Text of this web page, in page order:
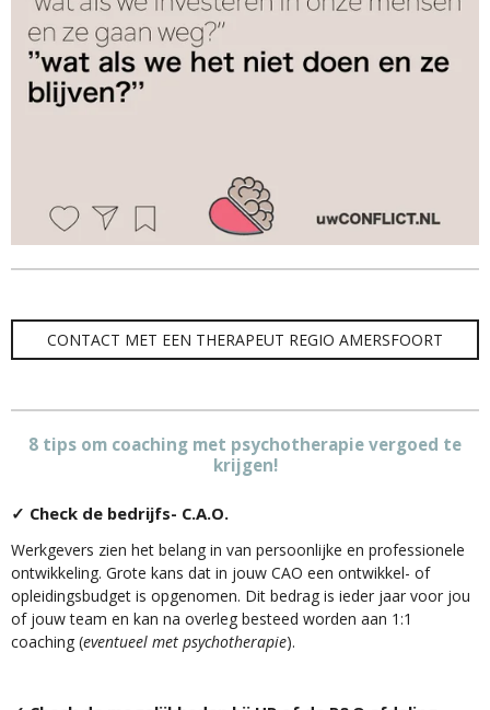
CONTACT MET EEN THERAPEUT REGIO AMERSFOORT
8 tips om coaching met psychotherapie vergoed te
krijgen!
✓ Check de bedrijfs- C.A.O.
Werkgevers zien het belang in van persoonlijke en professionele
ontwikkeling. Grote kans dat in jouw CAO een ontwikkel- of
opleidingsbudget is opgenomen. Dit bedrag is ieder jaar voor jou
of jouw team en kan na overleg besteed worden aan 1:1
coaching (eventueel met psychotherapie).